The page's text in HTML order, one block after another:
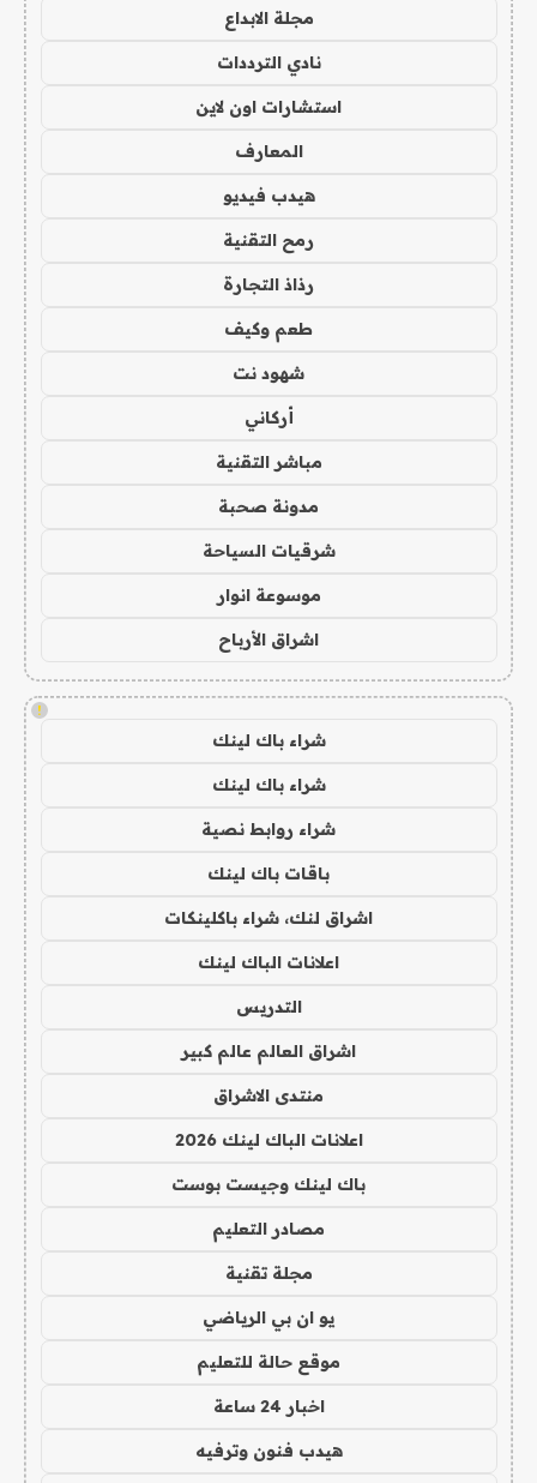
مجلة الابداع
نادي الترددات
استشارات اون لاين
المعارف
هيدب فيديو
رمح التقنية
رذاذ التجارة
طعم وكيف
شهود نت
أركاني
مباشر التقنية
مدونة صحبة
شرقيات السياحة
موسوعة انوار
اشراق الأرباح
!
شراء باك لينك
شراء باك لينك
شراء روابط نصية
باقات باك لينك
اشراق لنك، شراء باكلينكات
اعلانات الباك لينك
التدريس
اشراق العالم عالم كبير
منتدى الاشراق
اعلانات الباك لينك 2026
باك لينك وجيست بوست
مصادر التعليم
مجلة تقنية
يو ان بي الرياضي
موقع حالة للتعليم
اخبار 24 ساعة
هيدب فنون وترفيه